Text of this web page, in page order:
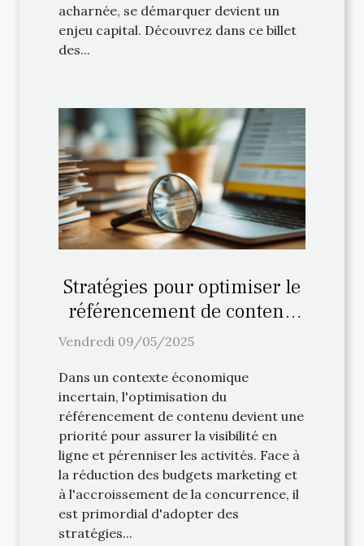
acharnée, se démarquer devient un
enjeu capital. Découvrez dans ce billet
des...
Stratégies pour optimiser le
référencement de contenu
en période de crise
Vendredi 09/05/2025
Dans un contexte économique
incertain, l'optimisation du
référencement de contenu devient une
priorité pour assurer la visibilité en
ligne et pérenniser les activités. Face à
la réduction des budgets marketing et
à l'accroissement de la concurrence, il
est primordial d'adopter des
stratégies...